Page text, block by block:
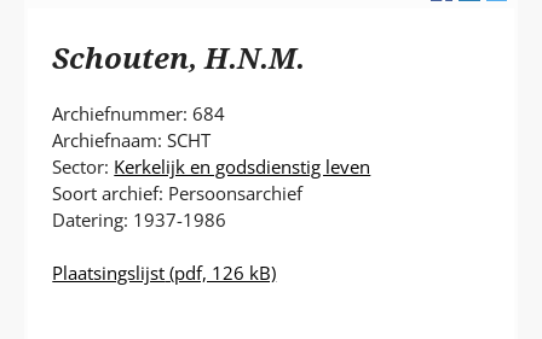
P
Schouten, H.N.M.
Archiefnummer: 684
Archiefnaam: SCHT
Sector: Kerkelijk en godsdienstig leven
Soort archief: Persoonsarchief
Datering: 1937-1986
Plaatsingslijst (pdf, 126 kB)